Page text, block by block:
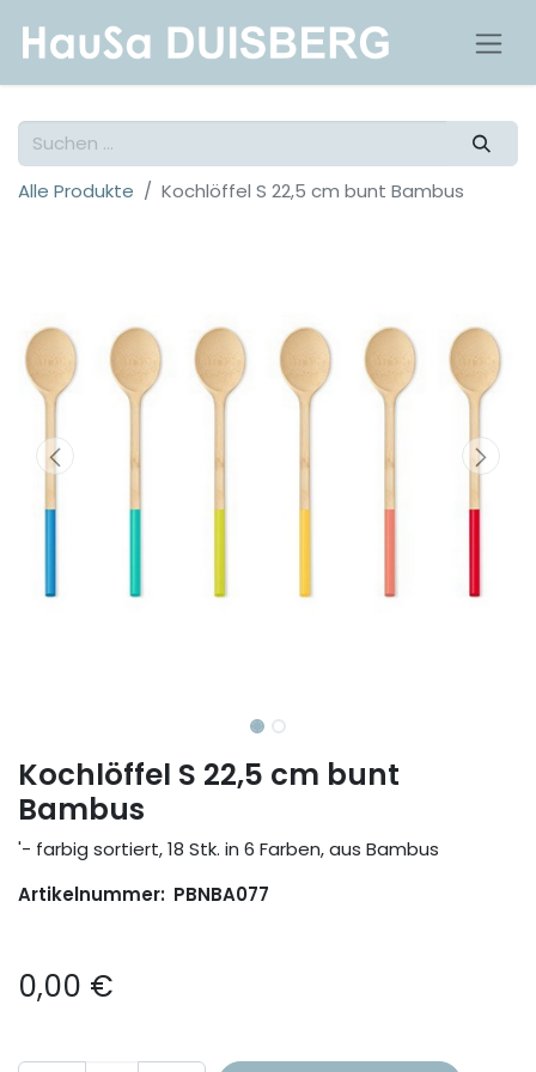
Alle Produkte Kochlöffel S 22,5 cm bunt Bambus
Kochlöffel S 22,5 cm bunt
Bambus
'- farbig sortiert, 18 Stk. in 6 Farben, aus Bambus
Artikelnummer: PBNBA077
0,00 €